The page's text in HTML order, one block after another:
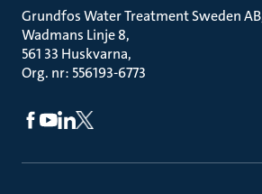
Grundfos Water Treatment Sweden AB
Wadmans Linje 8
561 33 Huskvarna
Org. nr: 556193-6773